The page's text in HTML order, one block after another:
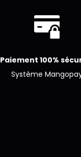
Paiement 100%
Système